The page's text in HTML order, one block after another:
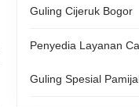
Guling Cijeruk Bogor
Penyedia Layanan
Guling Spesial